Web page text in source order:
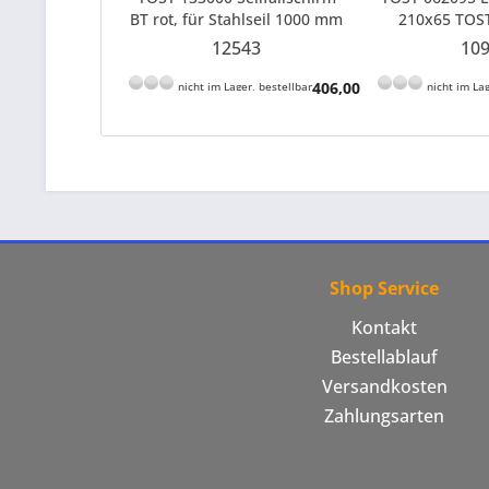
BT rot, für Stahlseil 1000 mm
Kappen-Basisdurchmesser
12543
nicht im Lager, bestellbar406,00 € *
210x65
nicht im
Shop Service
Kontakt
Bestellablauf
Versandkosten
Zahlungsarten